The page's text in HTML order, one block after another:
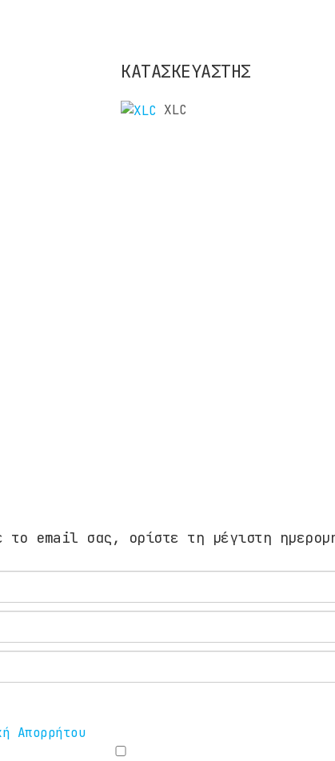
ΚΑΤΑΣΚΕΥΑΣΤΗΣ
XLC
το email σας, ορίστε τη μέγιστη
Απορρήτου